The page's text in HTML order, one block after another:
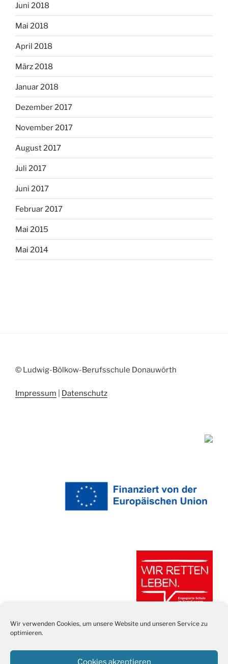
Wir verwenden Cookies, um unsere Website und unseren Service zu
optimieren.
Cookies akzeptieren
Juni 2018
Mai 2018
April 2018
März 2018
Januar 2018
Dezember 2017
November 2017
August 2017
Juli 2017
Juni 2017
Februar 2017
Mai 2015
Mai 2014
© Ludwig-Bölkow-Berufsschule Donauwörth
Impressum Datenschutz